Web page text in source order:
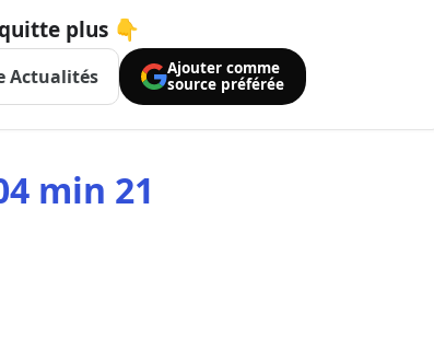
plus 👇
Actualités
Ajouter comme
source préférée
min 21